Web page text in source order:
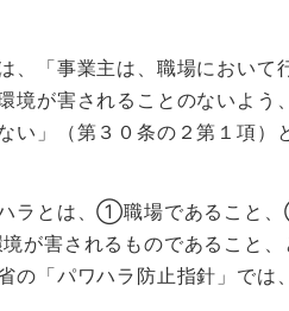
、「事業主は、職場におい
境が害されることのないよ
い」（第３０条の２第１項）
ラとは、①職場であること
が害されるものであること、
の「パワハラ防止指針」では